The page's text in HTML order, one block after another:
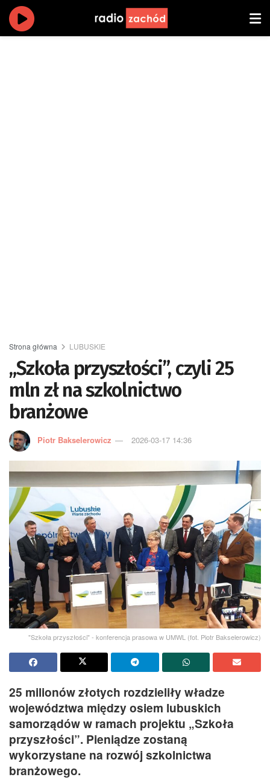
Strona główna LUBUSKIE
„Szkoła przyszłości”, czyli 25
mln zł na szkolnictwo
branżowe
Piotr Bakselerowicz 2026-03-17 14:36
"Szkoła przyszłości" - konferencja prasowa w UMWL (fot. Piotr Bakselerowicz)
25 milionów złotych rozdzieliły władze
województwa między osiem lubuskich
samorządów w ramach projektu „Szkoła
przyszłości”. Pieniądze zostaną
wykorzystane na rozwój szkolnictwa
branżowego.